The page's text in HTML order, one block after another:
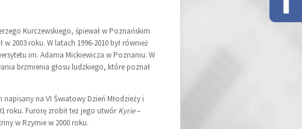
Kurczewskiego, śpiewał w Poznańskim
2003 roku. W latach 1996-2010 był również
im. Adama Mickiewicza w Poznaniu. W
brzmienia głosu ludzkiego, które poznał
napisany na VI Światowy Dzień Młodzieży i
roku. Furorę zrobił też jego utwórKyrie–
w Rzymie w 2000 roku.